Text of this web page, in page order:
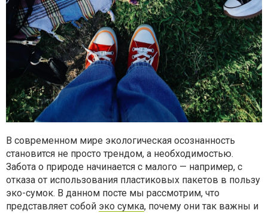
В современном мире экологическая осознанность
становится не просто трендом, а необходимостью.
Забота о природе начинается с малого — например, с
отказа от использования пластиковых пакетов в пользу
эко-сумок. В данном посте мы рассмотрим, что
представляет собой эко сумка, почему они так важны и